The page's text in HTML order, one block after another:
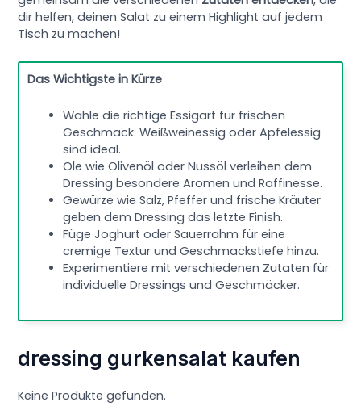
dir helfen, deinen Salat zu einem Highlight auf jedem
Tisch zu machen!
Das Wichtigste in Kürze
Wähle die richtige Essigart für frischen
Geschmack: Weißweinessig oder Apfelessig
sind ideal.
Öle wie Olivenöl oder Nussöl verleihen dem
Dressing besondere Aromen und Raffinesse.
Gewürze wie Salz, Pfeffer und frische Kräuter
geben dem Dressing das letzte Finish.
Füge Joghurt oder Sauerrahm für eine
cremige Textur und Geschmackstiefe hinzu.
Experimentiere mit verschiedenen Zutaten für
individuelle Dressings und Geschmäcker.
dressing gurkensalat kaufen
Keine Produkte gefunden.